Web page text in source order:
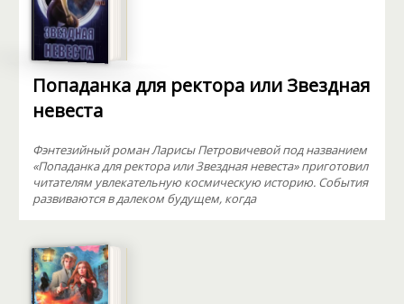
Попаданка для ректора или Звездная
невеста
Фэнтезийный роман Ларисы Петровичевой под названием
«Попаданка для ректора или Звездная невеста» приготовил
читателям увлекательную космическую историю. События
развиваются в далеком будущем, когда